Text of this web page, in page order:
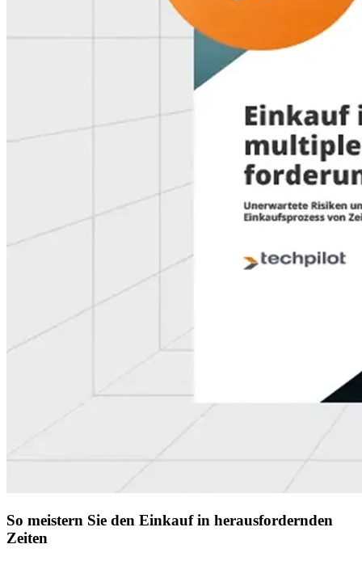
So meistern Sie den Einkauf in herausfordernden
Zeiten